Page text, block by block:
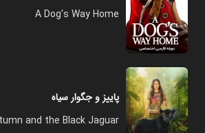
A Dog's Way Home
پاییز و جگوار سیاه
and the Black Jaguar